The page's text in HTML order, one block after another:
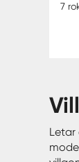
7
Letar